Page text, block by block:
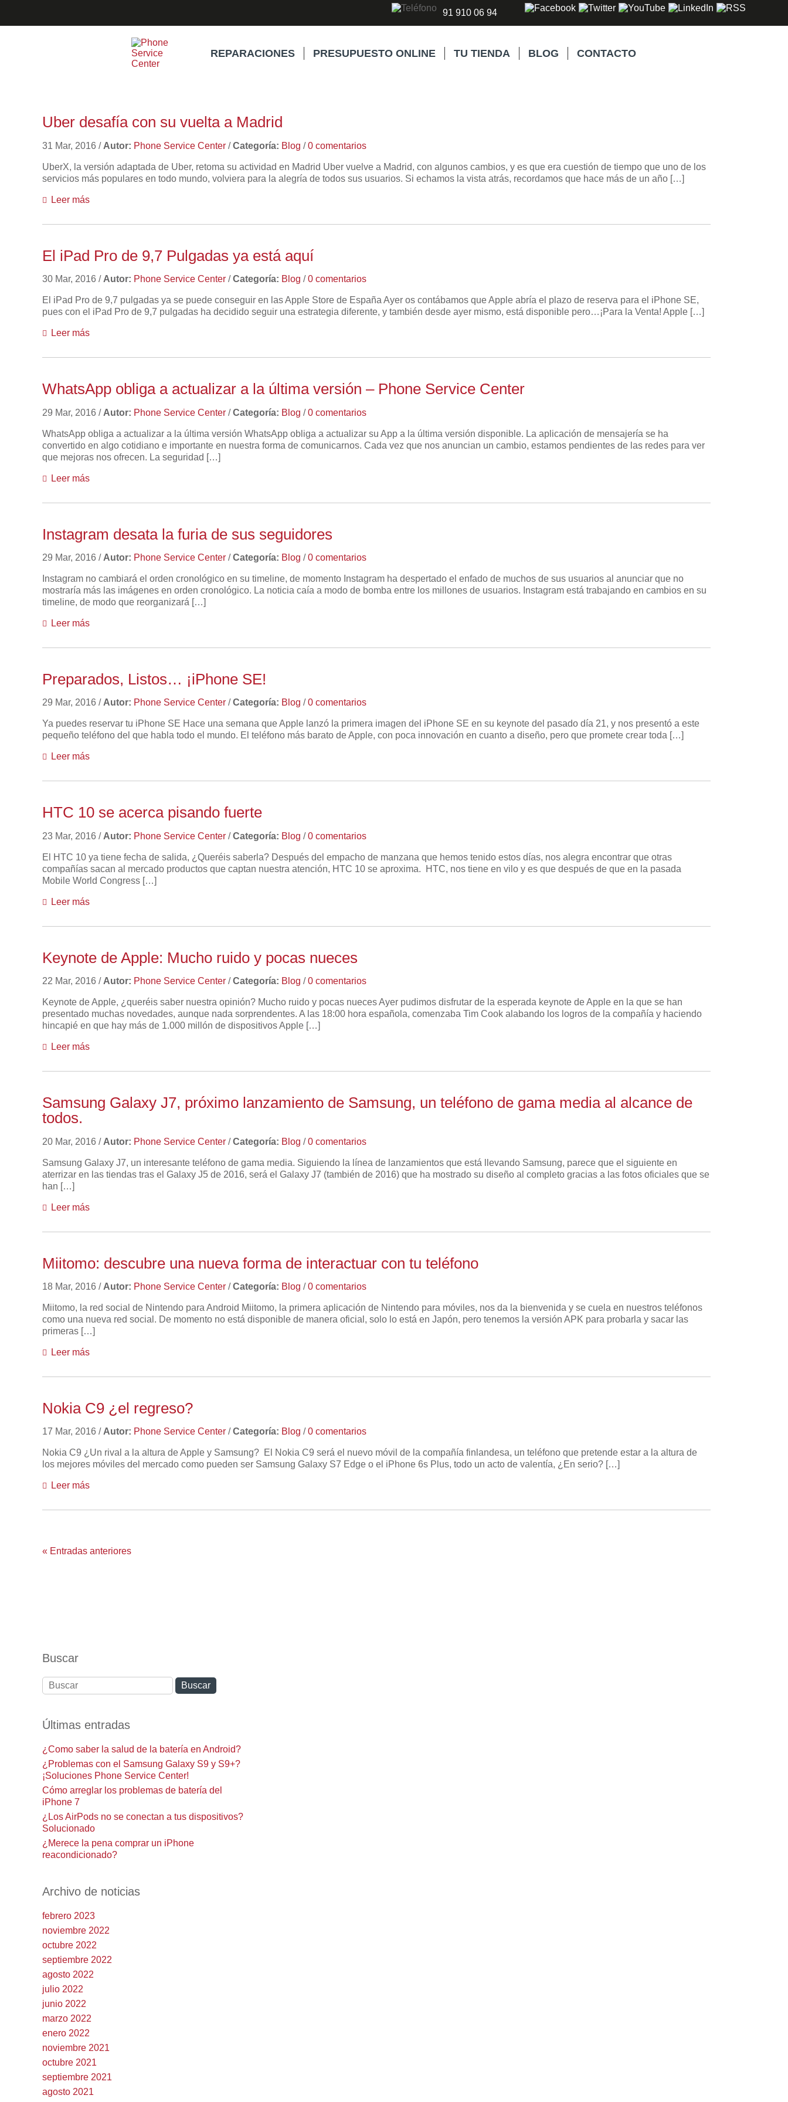
91 910 06 94
REPARACIONES PRESUPUESTO ONLINE TU TIENDA BLOG CONTACTO
Uber desafía con su vuelta a Madrid
31 Mar, 2016 / Autor: Phone Service Center /Categoría: Blog /0 comentarios
UberX, la versión adaptada de Uber, retoma su actividad en Madrid Uber vuelve a Madrid, con algunos cambios, y es que era cuestión de tiempo que uno de los
servicios más populares en todo mundo, volviera para la alegría de todos sus usuarios. Si echamos la vista atrás, recordamos que hace más de un año […]
Leer más
El iPad Pro de 9,7 Pulgadas ya está aquí
30 Mar, 2016 / Autor: Phone Service Center /Categoría: Blog /0 comentarios
El iPad Pro de 9,7 pulgadas ya se puede conseguir en las Apple Store de España Ayer os contábamos que Apple abría el plazo de reserva para el iPhone SE,
pues con el iPad Pro de 9,7 pulgadas ha decidido seguir una estrategia diferente, y también desde ayer mismo, está disponible pero…¡Para la Venta! Apple […]
Leer más
WhatsApp obliga a actualizar a la última versión – Phone Service Center
29 Mar, 2016 / Autor: Phone Service Center /Categoría: Blog /0 comentarios
WhatsApp obliga a actualizar a la última versión WhatsApp obliga a actualizar su App a la última versión disponible. La aplicación de mensajería se ha
convertido en algo cotidiano e importante en nuestra forma de comunicarnos. Cada vez que nos anuncian un cambio, estamos pendientes de las redes para ver
que mejoras nos ofrecen. La seguridad […]
Leer más
Instagram desata la furia de sus seguidores
29 Mar, 2016 / Autor: Phone Service Center /Categoría: Blog /0 comentarios
Instagram no cambiará el orden cronológico en su timeline, de momento Instagram ha despertado el enfado de muchos de sus usuarios al anunciar que no
mostraría más las imágenes en orden cronológico. La noticia caía a modo de bomba entre los millones de usuarios. Instagram está trabajando en cambios en su
timeline, de modo que reorganizará […]
Leer más
Preparados, Listos… ¡iPhone SE!
29 Mar, 2016 /Autor: Phone Service Center /Categoría: Blog /0 comentarios
Ya puedes reservar tu iPhone SE Hace una semana que Apple lanzó la primera imagen del iPhone SE en su keynote del pasado día 21, y nos presentó a este
pequeño teléfono del que habla todo el mundo. El teléfono más barato de Apple, con poca innovación en cuanto a diseño, pero que promete crear toda […]
Leer más
HTC 10 se acerca pisando fuerte
23 Mar, 2016 / Autor: Phone Service Center /Categoría: Blog /0 comentarios
El HTC 10 ya tiene fecha de salida, ¿Queréis saberla? Después del empacho de manzana que hemos tenido estos días, nos alegra encontrar que otras
compañías sacan al mercado productos que captan nuestra atención, HTC 10 se aproxima. HTC, nos tiene en vilo y es que después de que en la pasada
Mobile World Congress […]
Leer más
Keynote de Apple: Mucho ruido y pocas nueces
22 Mar, 2016 / Autor: Phone Service Center /Categoría: Blog /0 comentarios
Keynote de Apple, ¿queréis saber nuestra opinión? Mucho ruido y pocas nueces Ayer pudimos disfrutar de la esperada keynote de Apple en la que se han
presentado muchas novedades, aunque nada sorprendentes. A las 18:00 hora española, comenzaba Tim Cook alabando los logros de la compañía y haciendo
hincapié en que hay más de 1.000 millón de dispositivos Apple […]
Leer más
Samsung Galaxy J7, próximo lanzamiento de Samsung, un teléfono de gama media al alcance de
todos.
20 Mar, 2016 / Autor: Phone Service Center /Categoría: Blog /0 comentarios
Samsung Galaxy J7, un interesante teléfono de gama media. Siguiendo la línea de lanzamientos que está llevando Samsung, parece que el siguiente en
aterrizar en las tiendas tras el Galaxy J5 de 2016, será el Galaxy J7 (también de 2016) que ha mostrado su diseño al completo gracias a las fotos oficiales que se
han […]
Leer más
Miitomo: descubre una nueva forma de interactuar con tu teléfono
18 Mar, 2016 / Autor: Phone Service Center /Categoría: Blog /0 comentarios
Miitomo, la red social de Nintendo para Android Miitomo, la primera aplicación de Nintendo para móviles, nos da la bienvenida y se cuela en nuestros teléfonos
como una nueva red social. De momento no está disponible de manera oficial, solo lo está en Japón, pero tenemos la versión APK para probarla y sacar las
primeras […]
Leer más
Nokia C9 ¿el regreso?
17 Mar, 2016 / Autor: Phone Service Center / Categoría: Blog / 0 comentarios
Nokia C9 ¿Un rival a la altura de Apple y Samsung? El Nokia C9 será el nuevo móvil de la compañía finlandesa, un teléfono que pretende estar a la altura de
los mejores móviles del mercado como pueden ser Samsung Galaxy S7 Edge o el iPhone 6s Plus, todo un acto de valentía, ¿En serio? […]
Leer más
« Entradas anteriores
Buscar
Últimas entradas
¿Como saber la salud de la batería en Android?
¿Problemas con el Samsung Galaxy S9 y S9+?
¡Soluciones Phone Service Center!
Cómo arreglar los problemas de batería del
iPhone 7
¿Los AirPods no se conectan a tus dispositivos?
Solucionado
¿Merece la pena comprar un iPhone
reacondicionado?
Archivo de noticias
febrero 2023
noviembre 2022
octubre 2022
septiembre 2022
agosto 2022
julio 2022
junio 2022
marzo 2022
enero 2022
noviembre 2021
octubre 2021
septiembre 2021
agosto 2021